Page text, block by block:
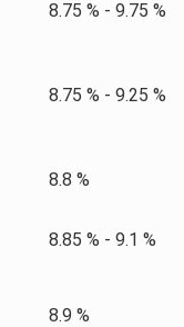
8.75 % - 9.75 %
8.75 % - 9.25 %
8.8 %
8.85 % - 9.1 %
8.9 %